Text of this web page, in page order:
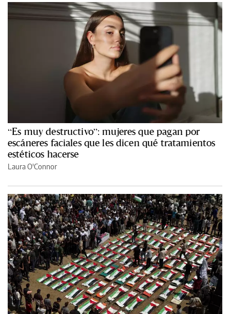
“Es muy destructivo”: mujeres que pagan por
escáneres faciales que les dicen qué tratamientos
estéticos hacerse
Laura O'Connor